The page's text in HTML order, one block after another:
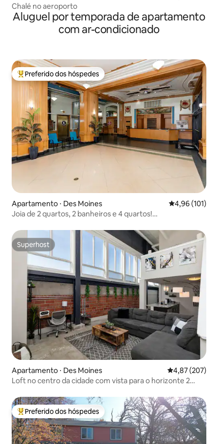
Chalé no aeroporto
Aluguel por temporada de apartamento
com ar-condicionado
Entre os melhores preferidos dos hóspedes
Preferido dos hóspedes
Apartamento ⋅ Des Moines 4,96 de uma
4,96 (101)
Joia de 2 quartos, 2 banheiros e 4 quartos!
Superhost
Superhost
Apartamento ⋅ Des Moines 4,87 de uma
4,87 (207)
Loft no centro da cidade com vista para o horizonte 2
Entre os melhores preferidos dos hóspedes
Preferido dos hóspedes